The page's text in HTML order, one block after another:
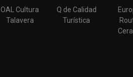
OAL Cultura
Talavera
Q de Calidad
Turística